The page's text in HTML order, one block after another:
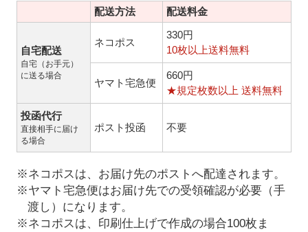
配送方法 配送料金
自宅配送
自宅（お手元）
に送る場合
ネコポス
330円
10枚以上送料無料
ヤマト宅急便
660円
★規定枚数以上 送料無料
投函代行
直接相手に届け
る場合
ポスト投函 不要
※ネコポスは、お届け先のポストへ配達されます。
※ヤマト宅急便はお届け先での受領確認が必要（手
渡し）になります。
※ネコポスは、印刷仕上げで作成の場合100枚ま